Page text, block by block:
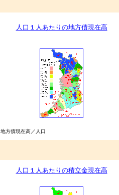
人口１人あたりの地方債現在高
地方債現在高／人口
人口１人あたりの積立金現在高